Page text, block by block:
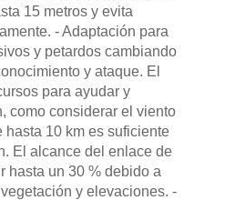
15 metros y evita
- Adaptación para
y petardos cambiando
y ataque. El
para ayudar y
como considerar el viento
hasta 10 km es suficiente
El alcance del enlace de
hasta un 30 % debido a
y elevaciones. -